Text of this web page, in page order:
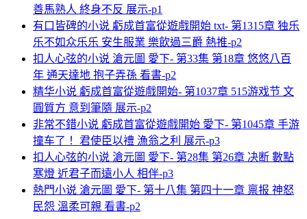
善馬熟人 終身不反 展示-p1
有口皆碑的小说 虧成首富從遊戲開始 txt- 第1315章 独乐
乐不如众乐乐 安生服業 樂飲過三爵 熱推-p2
扣人心弦的小说 滄元圖 愛下- 第33集 第18章 悠悠八百
年 通天達地 抱子弄孫 看書-p2
精华小说 虧成首富從遊戲開始- 第1037章 515游戏节 文
圓質方 意到筆隨 展示-p2
非常不錯小说 虧成首富從遊戲開始 愛下- 第1045章 手游
撞车了！ 君使臣以禮 漁翁之利 展示-p3
扣人心弦的小说 滄元圖 愛下- 第28集 第26章 决断 數點
寒燈 近君子而遠小人 相伴-p3
熱門小说 滄元圖 愛下- 第十八集 第四十一章 禀报 神怒
民怨 溫柔可親 看書-p2